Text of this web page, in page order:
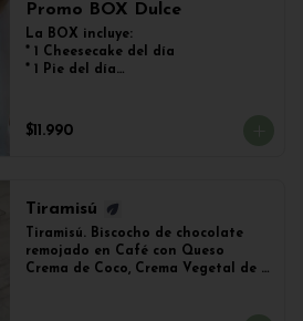
Promo BOX Dulce
La BOX incluye:
* 1 Cheesecake del día
* 1 Pie del día
* 2 Galletones de Avena
$11.990
Tiramisú
Tiramisú. Biscocho de chocolate
remojado en Café con Queso
Crema de Coco, Crema Vegetal de